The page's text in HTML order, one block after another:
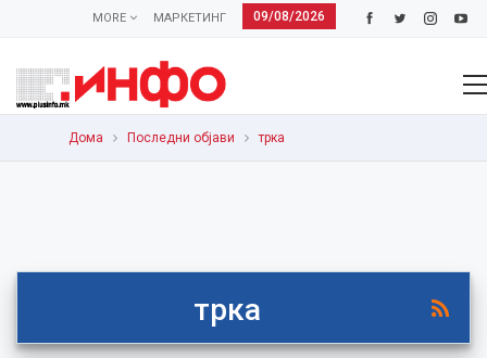
09/08/2026
МАРКЕТИНГ
MORE
Дома Последни објави трка
трка